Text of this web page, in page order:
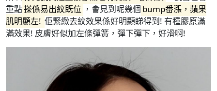
重點搽係易出紋既位 ，會見到呢幾個 bump番漲，蘋果
肌明顯左! 佢緊緻去紋效果係好明顯睇得到! 有種膠原滿
滿效果! 皮膚好似加左條彈簧，彈下彈下，好滑啊!